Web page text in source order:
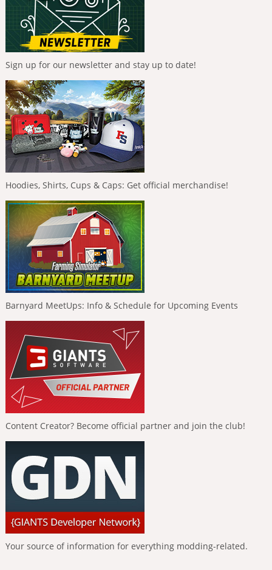
Sign up for our newsletter and stay up to date!
Hoodies, Shirts, Cups & Caps: Get official merchandise!
Barnyard MeetUps: Info & Schedule for Upcoming Events
Content Creator? Become official partner and join the club!
Your source of information for everything modding-related.